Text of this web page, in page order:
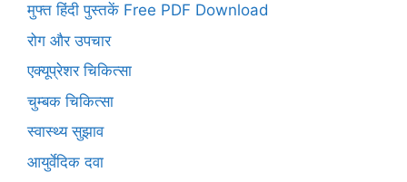
मुफ्त हिंदी पुस्तकें Free PDF Download
रोग और उपचार
एक्यूप्रेशर चिकित्सा
चुम्बक चिकित्सा
स्वास्थ्य सुझाव
आयुर्वेदिक दवा